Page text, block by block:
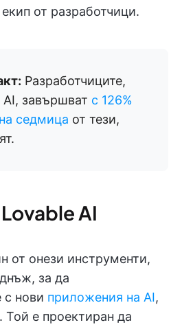
от разработчици.
Разработчиците,
AI, завършват с 126%
седмица от тези,
AI
от онези инструменти,
за да
с нови приложения на AI,
Той е проектиран да